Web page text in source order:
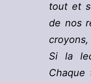
tout et
de nos
croyons,
Si la
Chaque